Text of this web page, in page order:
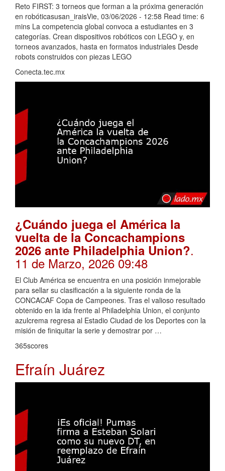
Reto FIRST: 3 torneos que forman a la próxima generación
en robóticasusan_iraisVie, 03/06/2026 - 12:58 Read time: 6
mins La competencia global convoca a estudiantes en 3
categorías. Crean dispositivos robóticos con LEGO y, en
torneos avanzados, hasta en formatos industriales Desde
robots construidos con piezas LEGO
Conecta.tec.mx
¿Cuándo juega el América la
vuelta de la Concachampions
2026 ante Philadelphia Union?.
11 de Marzo, 2026 09:48
El Club América se encuentra en una posición inmejorable
para sellar su clasificación a la siguiente ronda de la
CONCACAF Copa de Campeones. Tras el valioso resultado
obtenido en la ida frente al Philadelphia Union, el conjunto
azulcrema regresa al Estadio Ciudad de los Deportes con la
misión de finiquitar la serie y demostrar por …
365scores
Efraín Juárez